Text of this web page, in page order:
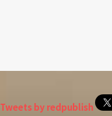
Tweets by redpublish